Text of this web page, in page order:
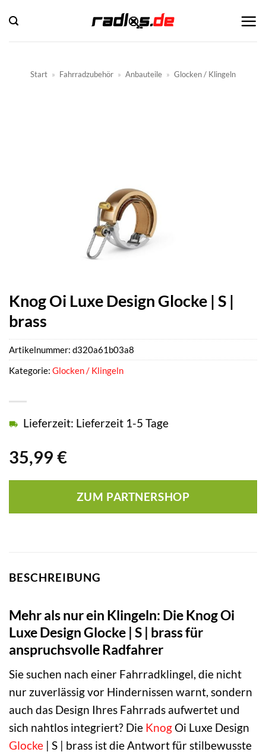
Inhalt
springen
Start » Fahrradzubehör » Anbauteile » Glocken / Klingeln
Knog Oi Luxe Design Glocke | S |
brass
35,99 €
Lieferzeit: Lieferzeit 1-5 Tage
ZUM PARTNERSHOP
Artikelnummer: d320a61b03a8
Kategorie: Glocken / Klingeln
BESCHREIBUNG
Mehr als nur ein Klingeln: Die Knog Oi
Luxe Design Glocke | S | brass für
anspruchsvolle Radfahrer
Sie suchen nach einer Fahrradklingel, die nicht
nur zuverlässig vor Hindernissen warnt, sondern
auch das Design Ihres Fahrrads aufwertet und
sich nahtlos integriert? Die Knog Oi Luxe Design
Glocke | S | brass ist die Antwort für stilbewusste